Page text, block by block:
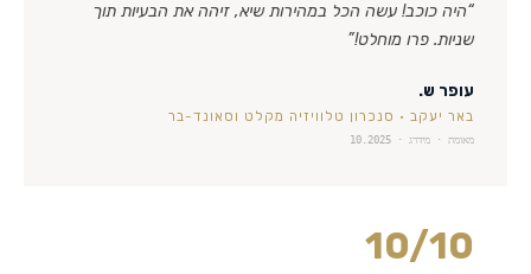
“היה כוכב! עשה הכל במהירות שיא, זיהה את הבעיות תוך
שניות. פרו מוחלט!”
עופר ש.
באר יעקב · סנכרון טלוויזיה מקלט וסאונד-בר
מאומת · מידרג · 10.2025
10/10